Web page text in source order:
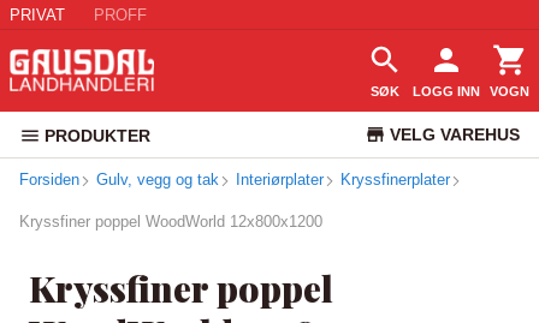
PRIVAT PROFF
SØK LOGG INN VOGN
PRODUKTER VELG VAREHUS
KUNDESERVICE
Forsiden Gulv, vegg og tak Interiørplater Kryssfinerplater
Kryssfiner poppel WoodWorld 12x800x1200
Kryssfiner poppel